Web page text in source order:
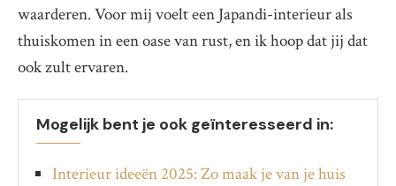
waarderen. Voor mij voelt een Japandi-interieur als
thuiskomen in een oase van rust, en ik hoop dat jij dat
ook zult ervaren.
Mogelijk bent je ook geïnteresseerd in:
Interieur ideeën 2025: Zo maak je van je huis